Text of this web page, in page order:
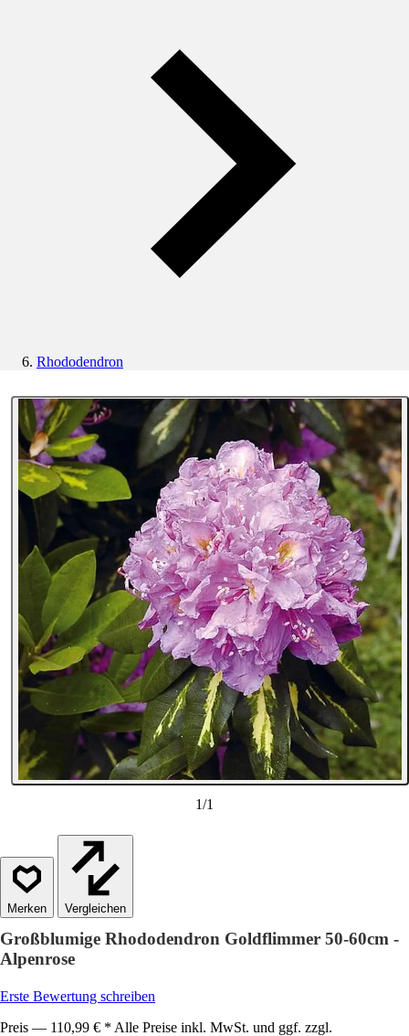
Rhododendron
1/1
Vergleichen
Großblumige Rhododendron Goldflimmer 50-60cm -
Alpenrose
Erste Bewertung schreiben
Preis — 110,99 € * Alle Preise inkl. MwSt. und ggf. zzgl.